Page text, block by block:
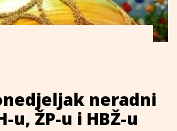
neradni
u, ŽP-u i HBŽ-u